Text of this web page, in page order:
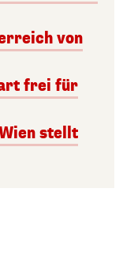
von
frei für
stellt